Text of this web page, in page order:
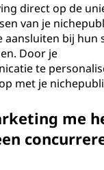
direct op de
van je
aansluiten bij hun
Door je
te
met je
me